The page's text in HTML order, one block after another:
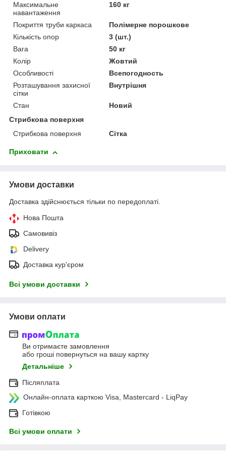
Максимальне
навантаження
160 кг
Покриття труби каркаса
Полімерне порошкове
Кількість опор
3 (шт.)
Вага
50 кг
Колір
Жовтий
Особливості
Всепогодность
Розташування захисної
сітки
Внутрішня
Стан
Новий
Стрибкова поверхня
Стрибкова поверхня
Сітка
Приховати
Умови доставки
Доставка здійснюється тільки по передоплаті.
Нова Пошта
Самовивіз
Delivery
Доставка кур'єром
Всі умови доставки
Умови оплати
Ви отримаєте замовлення
або гроші повернуться на вашу картку
Детальніше
Післяплата
Онлайн-оплата карткою Visa, Mastercard - LiqPay
Готівкою
Всі умови оплати